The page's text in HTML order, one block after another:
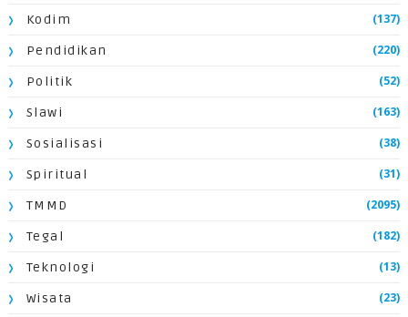
Kodim (137)
Pendidikan (220)
Politik (52)
Slawi (163)
Sosialisasi (38)
Spiritual (31)
TMMD (2095)
Tegal (182)
Teknologi (13)
Wisata (23)